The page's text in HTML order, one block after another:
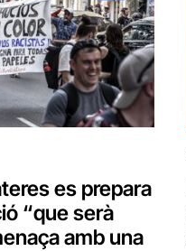
es prepara
“que serà
amb una